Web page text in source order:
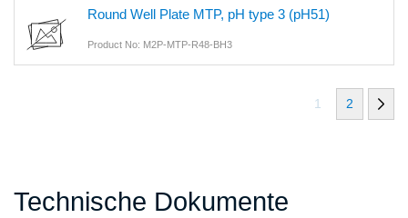
Round Well Plate MTP, pH type 3 (pH51)
Product No: M2P-MTP-R48-BH3
1 2
Technische Dokumente